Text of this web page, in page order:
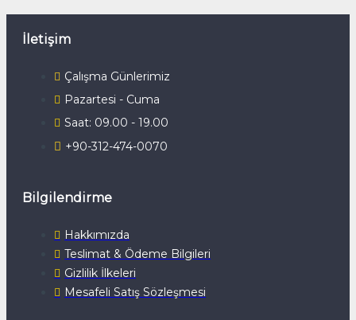
İletişim
Çalışma Günlerimiz
Pazartesi - Cuma
Saat: 09.00 - 19.00
+90-312-474-0070
Bilgilendirme
Hakkımızda
Teslimat & Ödeme Bilgileri
Gizlilik İlkeleri
Mesafeli Satış Sözleşmesi